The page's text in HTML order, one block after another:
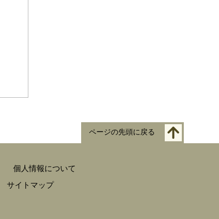
ページの先頭に戻る
個人情報について
サイトマップ